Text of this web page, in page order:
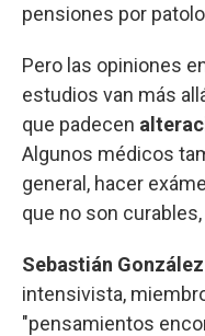
pensiones por
Pero las opiniones
estudios van más
que padecen
Algunos médicos
general, hacer
que no son
Sebastián
intensivista,
"pensamientos